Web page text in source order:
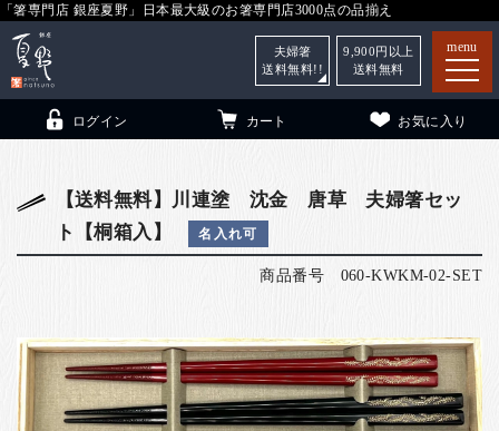
「箸専門店 銀座夏野」日本最大級のお箸専門店3000点の品揃え
menu
箸（贈答用・自宅用）
銀座夏野・箸長について
こども和食器 小夏について
ご利用ガイド
ログイン カート お気に入り
夫婦箸
送料無料!!
9,900 円以上
送料無料
【送料無料】川連塗 沈金 唐草 夫婦箸セッ
ト【桐箱入】
名入れ可
商品番号 060-KWKM-02-SET